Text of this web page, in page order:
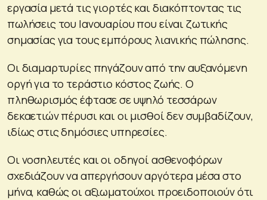
εργασία μετά τις γιορτές και διακόπτοντας τις
πωλήσεις του Ιανουαρίου που είναι ζωτικής
σημασίας για τους εμπόρους λιανικής πώλησης.
Οι διαμαρτυρίες πηγάζουν από την αυξανόμενη
οργή για το τεράστιο κόστος ζωής. Ο
πληθωρισμός έφτασε σε υψηλό τεσσάρων
δεκαετιών πέρυσι και οι μισθοί δεν συμβαδίζουν,
ιδίως στις δημόσιες υπηρεσίες.
Οι νοσηλευτές και οι οδηγοί ασθενοφόρων
σχεδιάζουν να απεργήσουν αργότερα μέσα στο
μήνα, καθώς οι αξιωματούχοι προειδοποιούν ότι